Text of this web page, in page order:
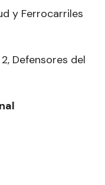
y Ferrocarriles
Defensores del